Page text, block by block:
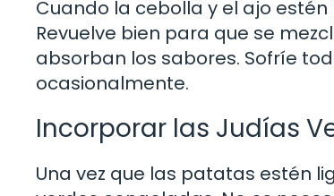
Cuando la cebolla y el ajo
Revuelve bien para que se
absorban los sabores. Sofríe
ocasionalmente.
Incorporar las Judías
Una vez que las patatas estén